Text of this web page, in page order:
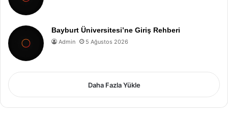
Bayburt Üniversitesi’ne Giriş Rehberi
Admin 5 Ağustos 2026
Daha Fazla Yükle